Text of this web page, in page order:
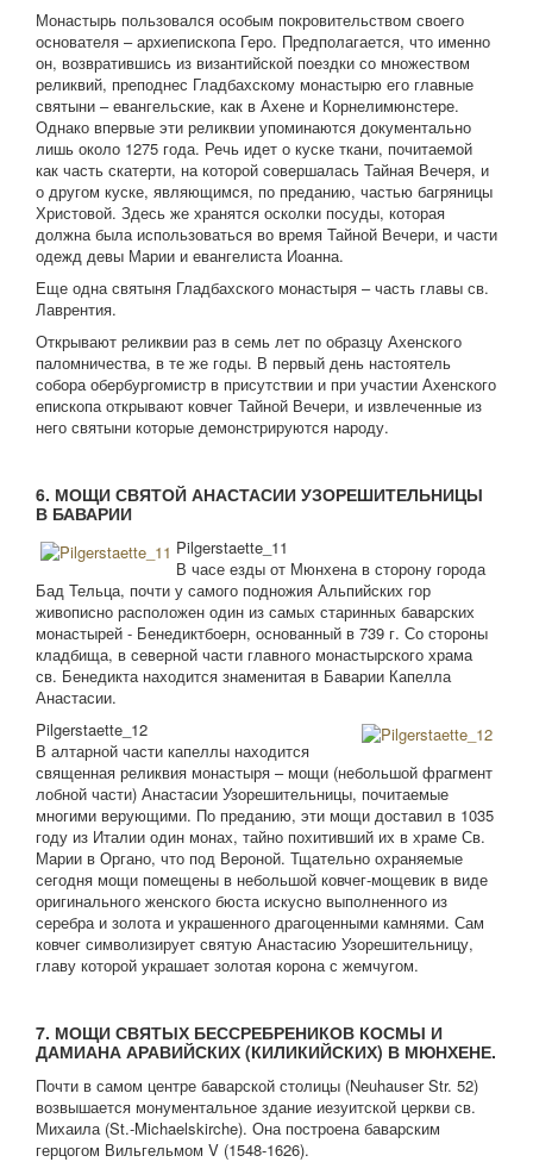
Монастырь пользовался особым покровительством своего
основателя – архиепископа Геро. Предполагается, что именно
он, возвратившись из византийской поездки со множеством
реликвий, преподнес Гладбахскому монастырю его главные
святыни – евангельские, как в Ахене и Корнелимюнстере.
Однако впервые эти реликвии упоминаются документально
лишь около 1275 года. Речь идет о куске ткани, почитаемой
как часть скатерти, на которой совершалась Тайная Вечеря, и
о другом куске, являющимся, по преданию, частью багряницы
Христовой. Здесь же хранятся осколки посуды, которая
должна была использоваться во время Тайной Вечери, и части
одежд девы Марии и евангелиста Иоанна.
Еще одна святыня Гладбахского монастыря – часть главы св.
Лаврентия.
Открывают реликвии раз в семь лет по образцу Ахенского
паломничества, в те же годы. В первый день настоятель
собора обербургомистр в присутствии и при участии Ахенского
епископа открывают ковчег Тайной Вечери, и извлеченные из
него святыни которые демонстрируются народу.
6. МОЩИ СВЯТОЙ АНАСТАСИИ УЗОРЕШИТЕЛЬНИЦЫ
В БАВАРИИ
Pilgerstaette_11
В часе езды от Мюнхена в сторону города
Бад Тельца, почти у самого подножия Альпийских гор
живописно расположен один из самых старинных баварских
монастырей - Бенедиктбоерн, основанный в 739 г. Со стороны
кладбища, в северной части главного монастырского храма
св. Бенедикта находится знаменитая в Баварии Капелла
Анастасии.
Pilgerstaette_12
В алтарной части капеллы находится
священная реликвия монастыря – мощи (небольшой фрагмент
лобной части) Анастасии Узорешительницы, почитаемые
многими верующими. По преданию, эти мощи доставил в 1035
году из Италии один монах, тайно похитивший их в храме Св.
Марии в Органо, что под Вероной. Тщательно охраняемые
сегодня мощи помещены в небольшой ковчег-мощевик в виде
оригинального женского бюста искусно выполненного из
серебра и золота и украшенного драгоценными камнями. Сам
ковчег символизирует святую Анастасию Узорешительницу,
главу которой украшает золотая корона с жемчугом.
7. МОЩИ СВЯТЫХ БЕССРЕБРЕНИКОВ КОСМЫ И
ДАМИАНА АРАВИЙСКИХ (КИЛИКИЙСКИХ) В МЮНХЕНЕ.
Почти в самом центре баварской столицы (Neuhauser Str. 52)
возвышается монументальное здание иезуитской церкви св.
Михаила (St.-Michaelskirche). Она построена баварским
герцогом Вильгельмом V (1548-1626).